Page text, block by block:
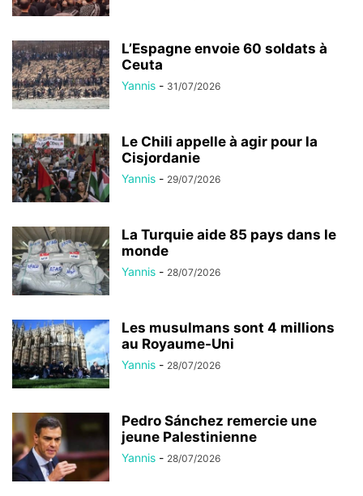
L’Espagne envoie 60 soldats à
Ceuta
Yannis - 31/07/2026
Le Chili appelle à agir pour la
Cisjordanie
Yannis - 29/07/2026
La Turquie aide 85 pays dans le
monde
Yannis - 28/07/2026
Les musulmans sont 4 millions
au Royaume-Uni
Yannis - 28/07/2026
Pedro Sánchez remercie une
jeune Palestinienne
Yannis - 28/07/2026